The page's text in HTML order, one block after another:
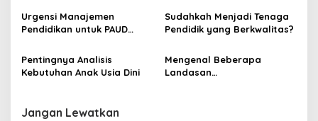
s
Urgensi Manajemen
Pendidikan untuk PAUD
Sudahkah Menjadi Tenaga
Pendidik yang Berkwalitas?
Pentingnya Analisis
Kebutuhan Anak Usia Dini
Mengenal Beberapa
Landasan
Jangan Lewatkan